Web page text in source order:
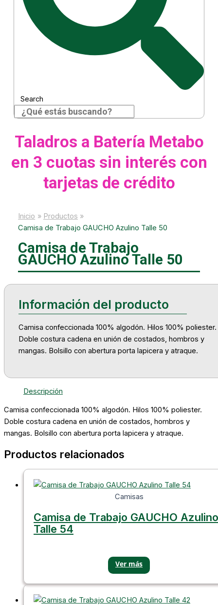
Search
Taladros a Batería Metabo
en 3 cuotas sin interés con
tarjetas de crédito
Inicio
Productos
Camisa de Trabajo GAUCHO Azulino Talle 50
Camisa de Trabajo
GAUCHO Azulino Talle 50
Camisa confeccionada 100% algodón. Hilos 100% poliester.
Doble costura cadena en unión de costados, hombros y
mangas. Bolsillo con abertura porta lapicera y atraque.
Descripción
Camisa confeccionada 100% algodón. Hilos 100% poliester.
Doble costura cadena en unión de costados, hombros y
mangas. Bolsillo con abertura porta lapicera y atraque.
Productos relacionados
Camisas
Camisa de Trabajo GAUCHO Azulino
Talle 54